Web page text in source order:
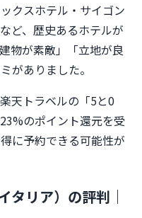
クスホテル・サイゴン
ど、歴史あるホテルが
物が素敵」「立地が良
がありました。
天トラベルの「5と0
のポイント還元を受
に予約できる可能性が
タリア）の評判｜